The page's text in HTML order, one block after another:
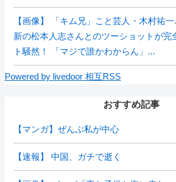
【画像】 「キム兄」こと芸人・木村祐
新の松本人志さんとのツーショットが完
ト騒然！ 「マジで誰かわからん」...
Powered by livedoor 相互RSS
おすすめ記事
【マンガ】ぜんぶ私が中心
【速報】 中国、ガチで逝く